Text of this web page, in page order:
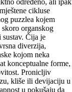
određeno, ali ipak
cikluse
puzzlea kojem
organskog
Čija je
diverzija,
kojom neka
konceptualne forme,
Pronicljiv
kliše ili devijaciju u
u pokušaju da